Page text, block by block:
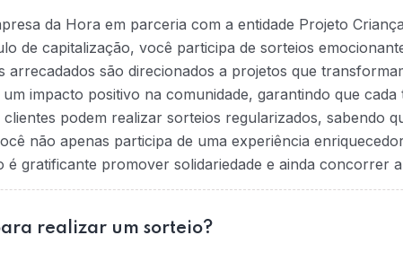
da Hora em parceria com a entidade Projeto
de capitalização, você participa de sorteios
arrecadados são direcionados a projetos que
impacto positivo na comunidade, garantindo que
podem realizar sorteios regularizados, sabendo
não apenas participa de uma experiência
gratificante promover solidariedade e ainda concorrer
realizar um sorteio?